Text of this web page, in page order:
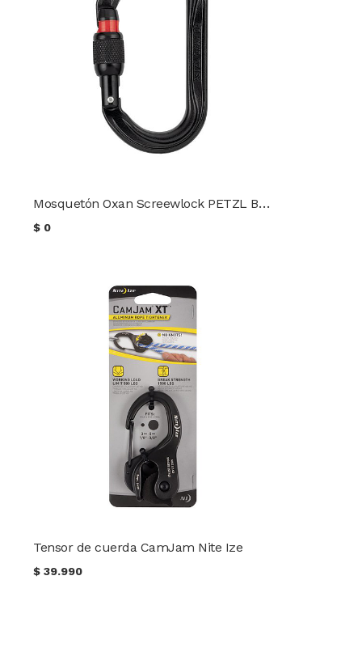
Mosquetón Oxan Screewlock PETZL Black
$ 0
Tensor de cuerda CamJam Nite Ize
$39.990